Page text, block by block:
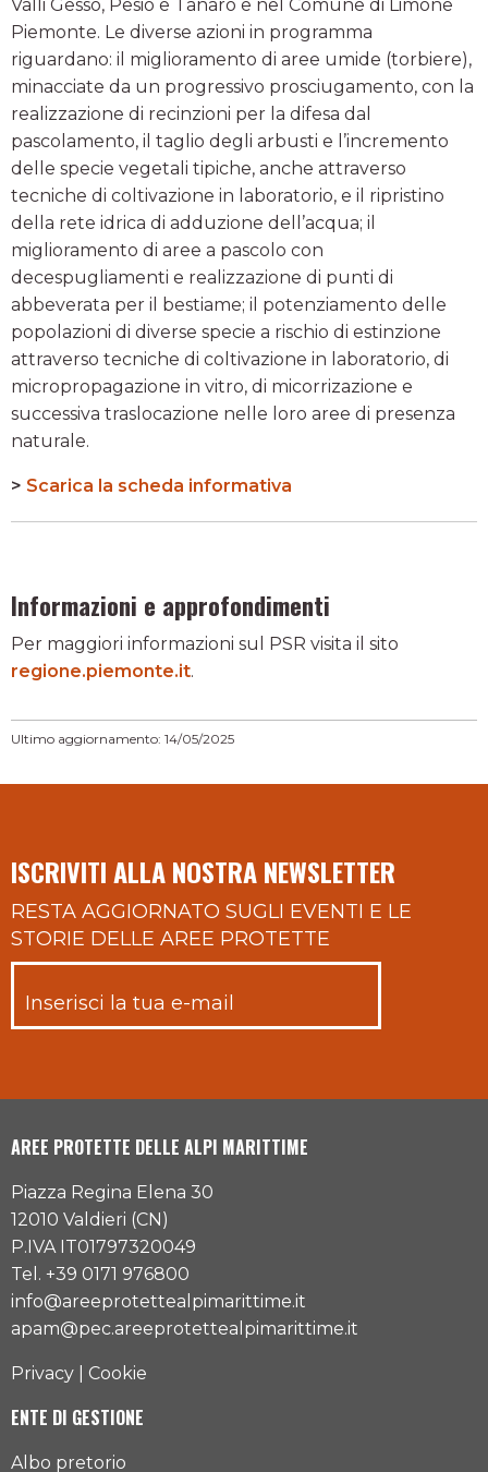
Valli Gesso, Pesio e Tanaro e nel Comune di Limone
Piemonte. Le diverse azioni in programma
riguardano: il miglioramento di aree umide (torbiere),
minacciate da un progressivo prosciugamento, con la
realizzazione di recinzioni per la difesa dal
pascolamento, il taglio degli arbusti e l’incremento
delle specie vegetali tipiche, anche attraverso
tecniche di coltivazione in laboratorio, e il ripristino
della rete idrica di adduzione dell’acqua; il
miglioramento di aree a pascolo con
decespugliamenti e realizzazione di punti di
abbeverata per il bestiame; il potenziamento delle
popolazioni di diverse specie a rischio di estinzione
attraverso tecniche di coltivazione in laboratorio, di
micropropagazione in vitro, di micorrizazione e
successiva traslocazione nelle loro aree di presenza
naturale.
> Scarica la scheda informativa
Informazioni e approfondimenti
Per maggiori informazioni sul PSR visita il sito
regione.piemonte.it.
Ultimo aggiornamento: 14/05/2025
ISCRIVITI ALLA NOSTRA NEWSLETTER
RESTA AGGIORNATO SUGLI EVENTI E LE
STORIE DELLE AREE PROTETTE
AREE PROTETTE DELLE ALPI MARITTIME
Piazza Regina Elena 30
12010 Valdieri (CN)
P.IVA IT01797320049
Tel. +39 0171 976800
info@areeprotettealpimarittime.it
apam@pec.areeprotettealpimarittime.it
Privacy Cookie
ENTE DI GESTIONE
Albo pretorio